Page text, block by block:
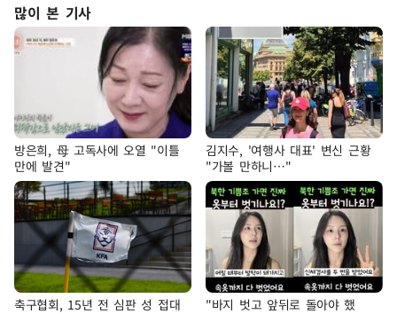
많이 본 기사
방은희, 母 고독사에 오열 "이틀
만에 발견"
김지수, '여행사 대표' 변신 근황
"가볼 만하니…"
축구협회, 15년 전 심판 성 접대
"바지 벗고 앞뒤로 돌아야 했